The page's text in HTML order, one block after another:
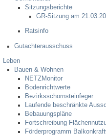
Sitzungsberichte
GR-Sitzung am
Ratsinfo
Gutachterausschuss
Leben
Bauen & Wohnen
NETZMonitor
Bodenrichtwerte
Bezirksschornsteinfeger
Laufende beschränkte
Bebauungspläne
Fortschreibung
Förderprogramm